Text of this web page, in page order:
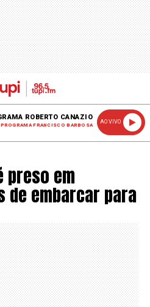
ROBERTO CANAZIO
FRANCISCO BARBOSA
AO VIVO
preso em
de embarcar para